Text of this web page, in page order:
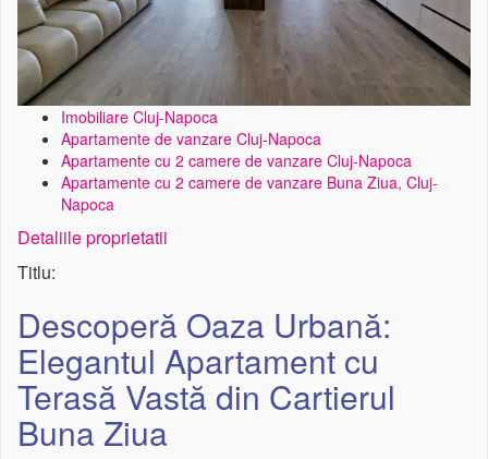
Imobiliare Cluj-Napoca
Apartamente de vanzare Cluj-Napoca
Apartamente cu 2 camere de vanzare Cluj-Napoca
Apartamente cu 2 camere de vanzare Buna Ziua, Cluj-
Napoca
Detaliile proprietatii
Titlu:
Descoperă Oaza Urbană:
Elegantul Apartament cu
Terasă Vastă din Cartierul
Buna Ziua